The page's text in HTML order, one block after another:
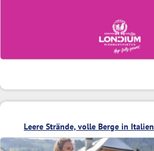
Leere Strände, volle Berge in Italien